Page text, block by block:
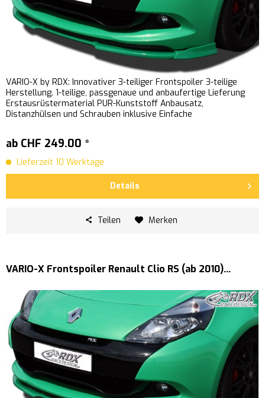
VARIO-X by RDX: Innovativer 3-teiliger Frontspoiler 3-teilige
Herstellung. 1-teilige, passgenaue und anbaufertige Lieferung
Erstausrüstermaterial PUR-Kunststoff Anbausatz,
Distanzhülsen und Schrauben inklusive Einfache
ab CHF 249.00 *
Lieferzeit 10 Werktage
Details
Teilen Merken
VARIO-X Frontspoiler Renault Clio RS (ab 2010)...